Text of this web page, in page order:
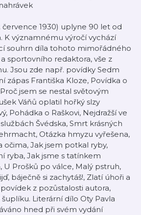
1930) uplyne 90 let od
K významnému výročí vychází
souhrn díla tohoto mimořádného
sportovního redaktora, vše z
Jsou zde např. povídky Sedm
zápas Františka Kloze, Povídka o
jsem se nestal světovým
Váňů oplatil hořký slzy
Pohádka o Raškovi, Nejdražší ve
Švédska, Smrt krásných
Otázka hmyzu vyřešena,
očima, Jak jsem potkal ryby,
ryba, Jak jsme s tatínkem
U Prošků po válce, Malý pstruh,
báječně si zachytáš!, Zlatí úhoři a
z pozůstalosti autora,
Literární dílo Oty Pavla
hned při svém vydání